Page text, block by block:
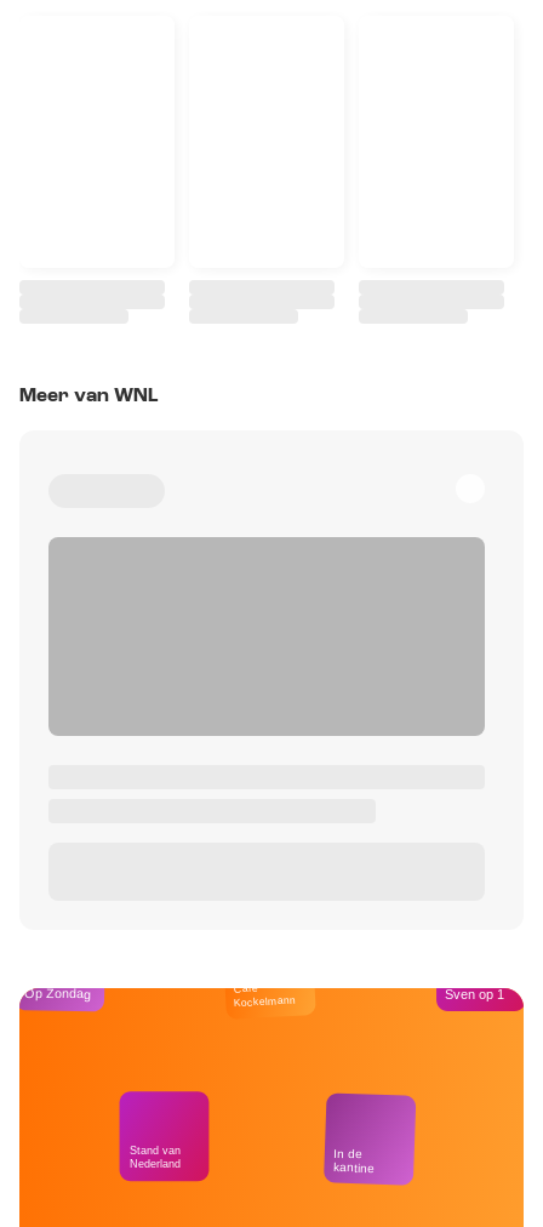
Meer van WNL
Op Zondag
Stand van
Nederland
Café
Kockelmann
In de
kantine
Sven op 1